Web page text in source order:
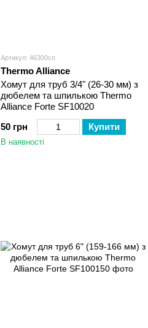
Артикул: 46300сп
Thermo Alliance
Хомут для труб 3/4" (26-30 мм) з
дюбелем та шпилькою Thermo
Alliance Forte SF10020
50 грн
Купити
В наявності